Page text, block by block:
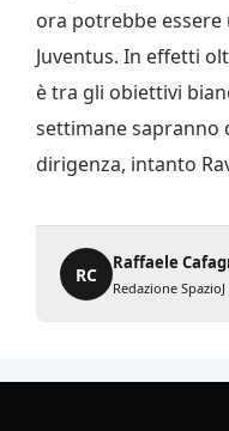
ora potrebbe essere
Juventus. In effetti
è tra gli obiettivi
settimane sapranno
dirigenza, intanto
RC
Raffaele
Redazione SpazioJ